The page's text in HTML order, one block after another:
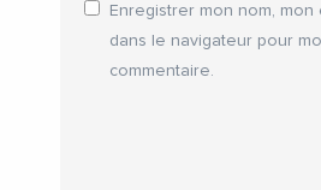
Enregistrer mon nom, mon
dans le navigateur pour
commentaire.